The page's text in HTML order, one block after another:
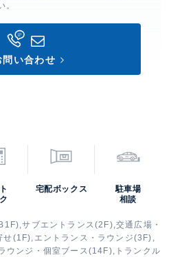
。
問い合わせ
宅配ボックス
駐車場
相談
サブエントランス(2F),交通広場・
せ(1F),エントランス・ラウンジ(3F),
ウンジ・個室ブース(14F),トランクル